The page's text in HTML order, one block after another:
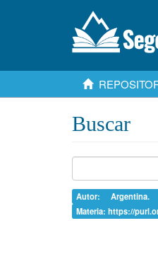
Buscar
Autor:
Materia: https://